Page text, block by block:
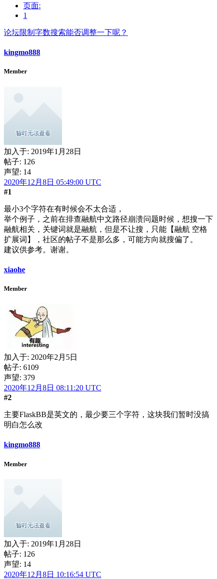
页面:
1
论坛限制字数搜索能否调整一下呢？
kingmo888
Member
加入于: 2019年1月28日
帖子: 126
声望: 14
2020年12月8日 05:49:00 UTC
#1
最小3个字符在有时候会不太合适，
举个例子，之前在排查融航中文路径崩溃问题时候，想搜一下
融航相关，关键词就是融航，但是不让搜，只能【融航 空格
扩展词】，社区的帖子不是那么多，可能方向就搜偏了。
建议供参考。谢谢。
xiaohe
Member
加入于: 2020年2月5日
帖子: 6109
声望: 379
2020年12月8日 08:11:20 UTC
#2
主要FlaskBB是英文的，最少要三个字符，这块我们暂时没搞
明白怎么改
kingmo888
Member
加入于: 2019年1月28日
帖子: 126
声望: 14
2020年12月8日 10:16:54 UTC